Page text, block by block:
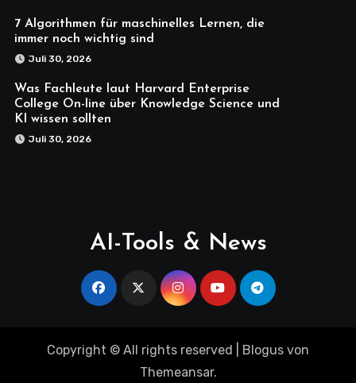
7 Algorithmen für maschinelles Lernen, die
immer noch wichtig sind
Juli 30, 2026
Was Fachleute laut Harvard Enterprise
College On-line über Knowledge Science und
KI wissen sollten
Juli 30, 2026
AI-Tools & News
Copyright © All rights reserved Blogus von
Themeansar.